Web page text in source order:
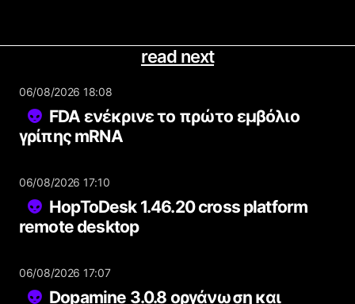
read next
06/08/2026 18:08
FDA ενέκρινε το πρώτο εμβόλιο
γρίπης mRNA
06/08/2026 17:10
HopToDesk 1.46.20 cross platform
remote desktop
06/08/2026 17:07
Dopamine 3.0.8 οργάνωση και